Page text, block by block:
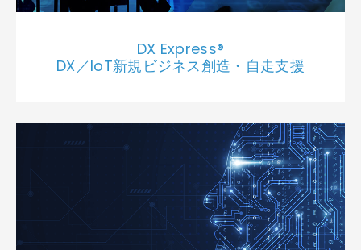
DX Express®
DX／IoT新規ビジネス創造・自走支援